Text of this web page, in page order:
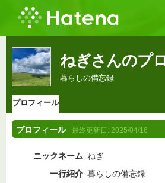
ねぎさんのプ
暮らしの備忘録
プロフィール
プロフィール 最終更新日: 2025/04/16
ニックネーム ねぎ
一行紹介 暮らしの備忘録